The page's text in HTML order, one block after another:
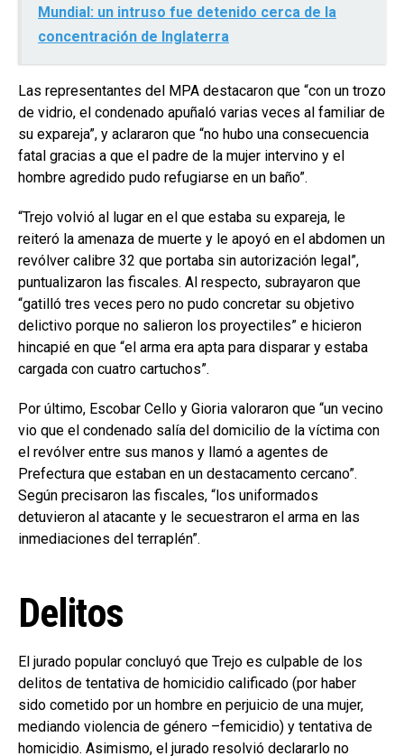
Mundial: un intruso fue detenido cerca de la
concentración de Inglaterra
Las representantes del MPA destacaron que “con un trozo
de vidrio, el condenado apuñaló varias veces al familiar de
su expareja”, y aclararon que “no hubo una consecuencia
fatal gracias a que el padre de la mujer intervino y el
hombre agredido pudo refugiarse en un baño”.
“Trejo volvió al lugar en el que estaba su expareja, le
reiteró la amenaza de muerte y le apoyó en el abdomen un
revólver calibre 32 que portaba sin autorización legal”,
puntualizaron las fiscales. Al respecto, subrayaron que
“gatilló tres veces pero no pudo concretar su objetivo
delictivo porque no salieron los proyectiles” e hicieron
hincapié en que “el arma era apta para disparar y estaba
cargada con cuatro cartuchos”.
Por último, Escobar Cello y Gioria valoraron que “un vecino
vio que el condenado salía del domicilio de la víctima con
el revólver entre sus manos y llamó a agentes de
Prefectura que estaban en un destacamento cercano”.
Según precisaron las fiscales, “los uniformados
detuvieron al atacante y le secuestraron el arma en las
inmediaciones del terraplén”.
Delitos
El jurado popular concluyó que Trejo es culpable de los
delitos de tentativa de homicidio calificado (por haber
sido cometido por un hombre en perjuicio de una mujer,
mediando violencia de género –femicidio) y tentativa de
homicidio. Asimismo, el jurado resolvió declararlo no